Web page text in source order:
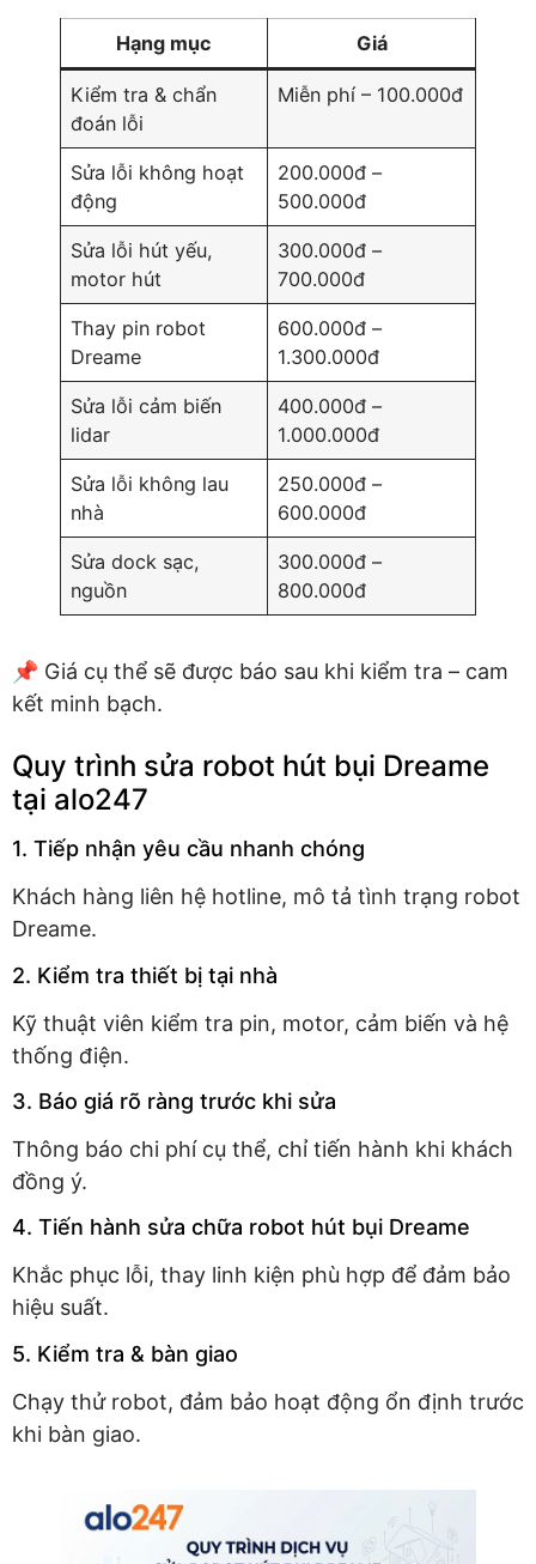
Hạng mục Giá
Kiểm tra & chẩn
đoán lỗi
Miễn phí – 100.000đ
Sửa lỗi không hoạt
động
200.000đ –
500.000đ
Sửa lỗi hút yếu,
motor hút
300.000đ –
700.000đ
Thay pin robot
Dreame
600.000đ –
1.300.000đ
Sửa lỗi cảm biến
lidar
400.000đ –
1.000.000đ
Sửa lỗi không lau
nhà
250.000đ –
600.000đ
Sửa dock sạc,
nguồn
300.000đ –
800.000đ
📌 Giá cụ thể sẽ được báo sau khi kiểm tra – cam
kết minh bạch.
Quy trình sửa robot hút bụi Dreame
tại alo247
1. Tiếp nhận yêu cầu nhanh chóng
Khách hàng liên hệ hotline, mô tả tình trạng robot
Dreame.
2. Kiểm tra thiết bị tại nhà
Kỹ thuật viên kiểm tra pin, motor, cảm biến và hệ
thống điện.
3. Báo giá rõ ràng trước khi sửa
Thông báo chi phí cụ thể, chỉ tiến hành khi khách
đồng ý.
4. Tiến hành sửa chữa robot hút bụi Dreame
Khắc phục lỗi, thay linh kiện phù hợp để đảm bảo
hiệu suất.
5. Kiểm tra & bàn giao
Chạy thử robot, đảm bảo hoạt động ổn định trước
khi bàn giao.